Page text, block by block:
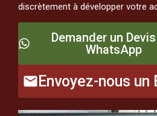
discrètement à développer votre
Demander un
WhatsApp
Envoyez-nous un